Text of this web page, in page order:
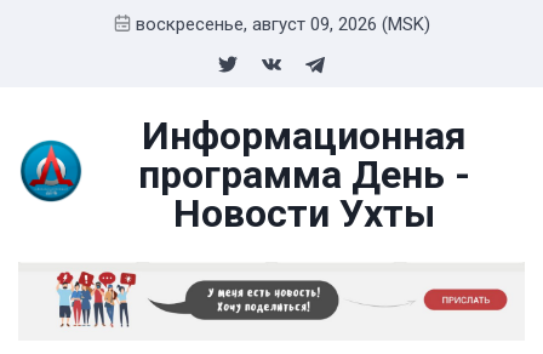
воскресенье, август 09, 2026 (MSK)
Информационная
программа День -
Новости Ухты